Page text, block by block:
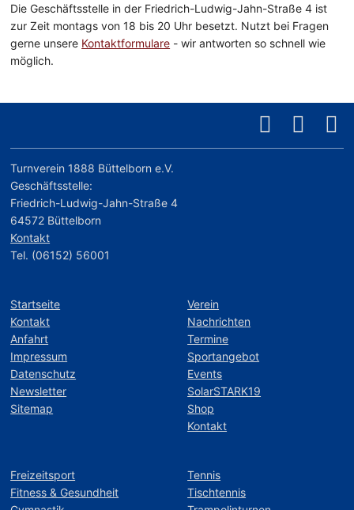
Die Geschäftsstelle in der Friedrich-Ludwig-Jahn-Straße 4 ist
zur Zeit montags von 18 bis 20 Uhr besetzt. Nutzt bei Fragen
gerne unsere Kontaktformulare - wir antworten so schnell wie
möglich.
Turnverein 1888 Büttelborn e.V.
Geschäftsstelle:
Friedrich-Ludwig-Jahn-Straße 4
64572 Büttelborn
Kontakt
Tel. (06152) 56001
Startseite
Kontakt
Anfahrt
Impressum
Datenschutz
Newsletter
Sitemap
Verein
Nachrichten
Termine
Sportangebot
Events
SolarSTARK19
Shop
Kontakt
Freizeitsport
Fitness & Gesundheit
Tennis
Tischtennis